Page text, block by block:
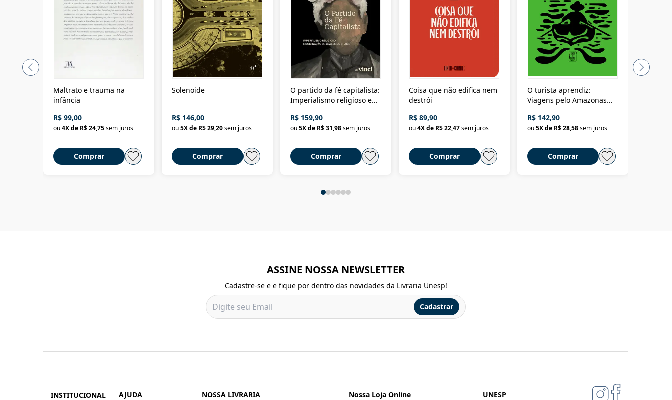
Maltrato e trauma na
infância
R$ 99,00
ou4X de R$ 24,75sem juros
Comprar
Solenoide
R$ 146,00
ou5X de R$ 29,20sem juros
Comprar
O partido da fé capitalista:
Imperialismo religioso e
Brasil
R$ 159,90
ou5X de R$ 31,98sem juros
Comprar
Coisa que não edifica nem
destrói
R$ 89,90
ou4X de R$ 22,47sem juros
Comprar
O turista aprendiz:
Viagens pelo Amazonas
até a Bolívia e por Marajó
até dizer chega
R$ 142,90
ou5X de R$ 28,58sem juros
Comprar
ASSINE NOSSA NEWSLETTER
Cadastre-se e e fique por dentro das novidades da Livraria Unesp!
Cadastrar
INSTITUCIONAL
AJUDA
NOSSA LIVRARIA Nossa Loja Online
UNESP